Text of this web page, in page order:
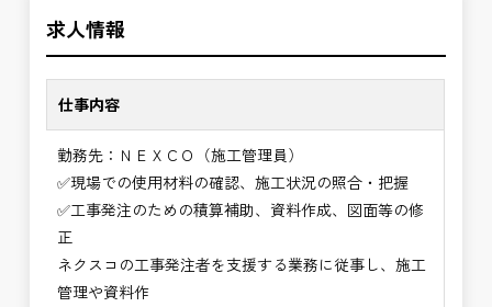
✅ストレスのない、上下関係を気にしなくてもよい
職場環境
✅「仕事のやりがい」と「賃金」のバランスを大切
に致します。
⭐＝＝お祝い金100,000円＝＝⭐
※お祝い金の支給条件は、入社より3ヶ月経過され
た方が対象となります。
その他支給条件の詳細については、問い合わせくだ
さい。
求人情報
仕事内容
勤務先：ＮＥＸＣＯ（施工管理員）
✅現場での使用材料の確認、施工状況の照合・把握
✅工事発注のための積算補助、資料作成、図面等の修
正
ネクスコの工事発注者を支援する業務に従事し、施工
管理や資料作